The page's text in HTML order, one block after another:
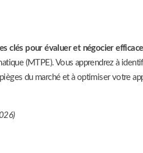
les clés pour évaluer et négocier
(MTPE). Vous apprendrez à
du marché et à optimiser votre